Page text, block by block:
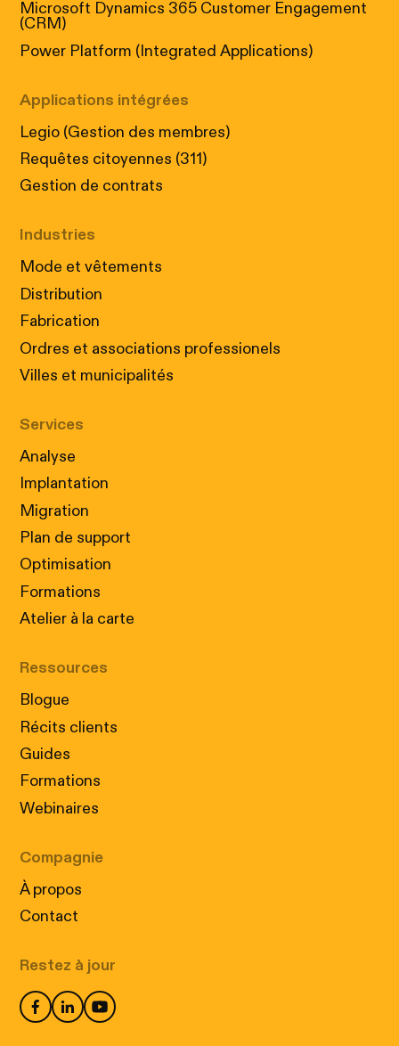
Microsoft Dynamics 365 Customer Engagement
(CRM)
Power Platform (Integrated Applications)
Applications intégrées
Legio (Gestion des membres)
Requêtes citoyennes (311)
Gestion de contrats
Industries
Mode et vêtements
Distribution
Fabrication
Ordres et associations professionels
Villes et municipalités
Services
Analyse
Implantation
Migration
Plan de support
Optimisation
Formations
Atelier à la carte
Ressources
Blogue
Récits clients
Guides
Formations
Webinaires
Compagnie
À propos
Contact
Restez à jour